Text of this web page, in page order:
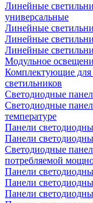
Линейные
универсальные
Линейные
Линейные
Линейные
Модульное
Комплектующие
светильников
Светодиодные
Светодиодные
температуре
Панели
Панели
Светодиодные
потребляемой
Панели
Панели
Панели